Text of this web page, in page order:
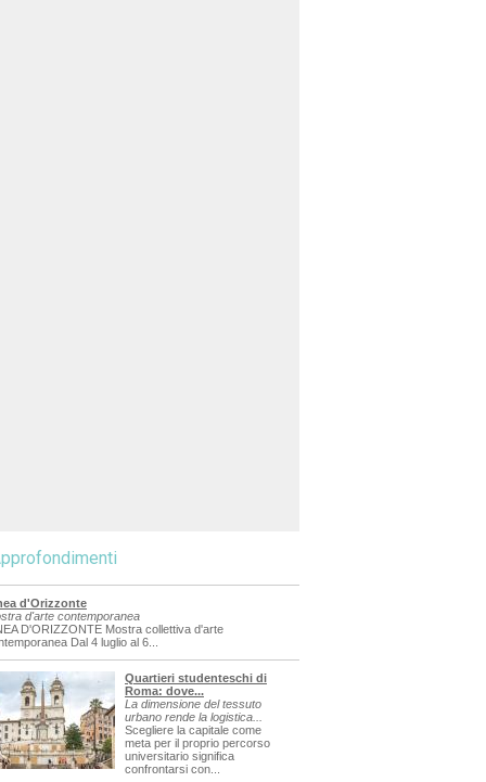
d'Orizzonte
d'arte contemporanea
D'ORIZZONTE Mostra collettiva d'arte
Dal 4 luglio al 6...
Quartieri studenteschi di
Roma: dove...
La dimensione del tessuto
urbano rende la logistica...
Scegliere la capitale come
meta per il proprio percorso
universitario significa
confrontarsi con...